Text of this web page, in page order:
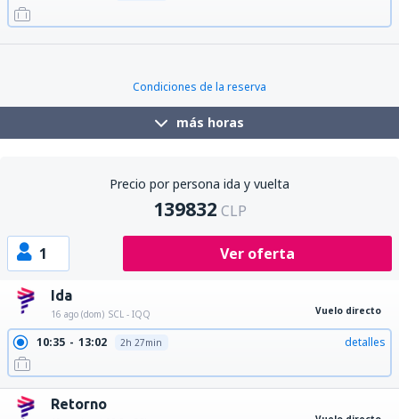
Condiciones de la reserva
más horas
Precio por persona ida y vuelta
139832 CLP
1 Ver oferta
Ida
16 ago (dom) SCL - IQQ Vuelo directo
10:35 13:02 2h 27min detalles
Retorno